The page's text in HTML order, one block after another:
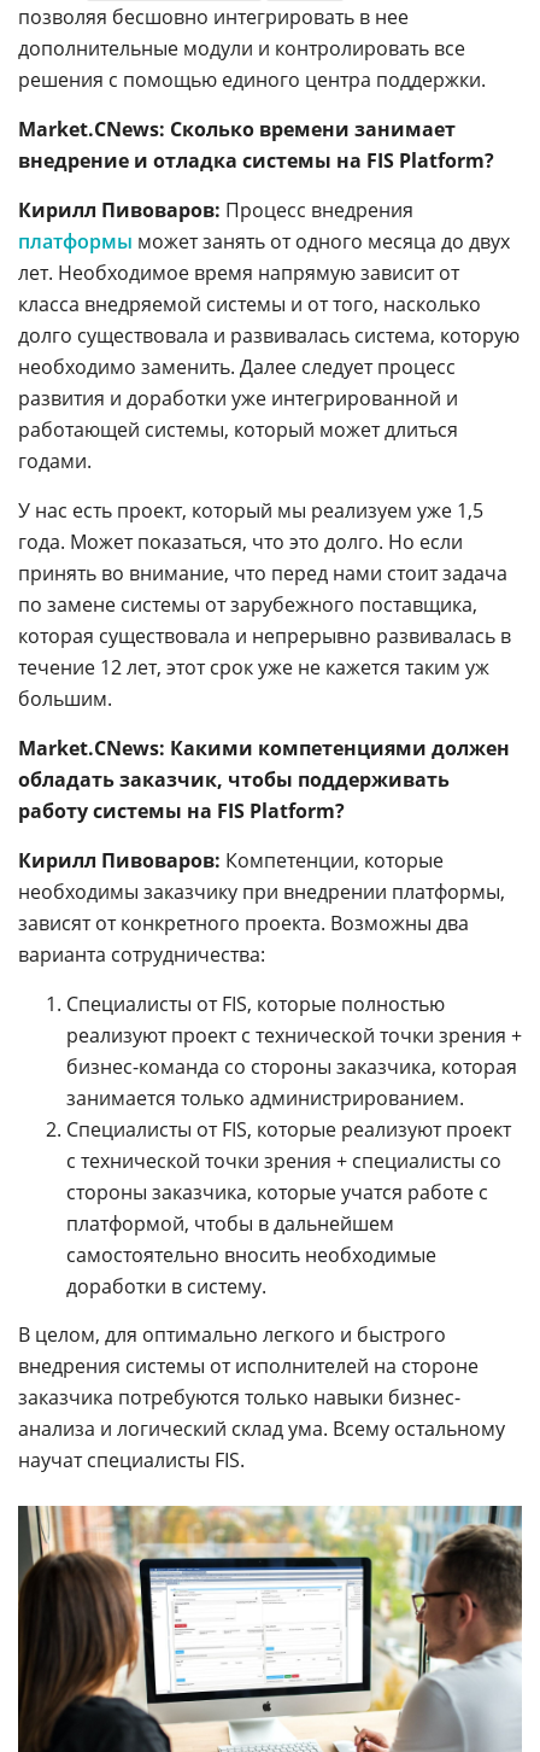
позволяя бесшовно интегрировать в нее
дополнительные модули и контролировать все
решения с помощью единого центра поддержки.
Market.CNews: Сколько времени занимает
внедрение и отладка системы на FIS Platform?
Кирилл Пивоваров: Процесс внедрения
платформы может занять от одного месяца до двух
лет. Необходимое время напрямую зависит от
класса внедряемой системы и от того, насколько
долго существовала и развивалась система, которую
необходимо заменить. Далее следует процесс
развития и доработки уже интегрированной и
работающей системы, который может длиться
годами.
У нас есть проект, который мы реализуем уже 1,5
года. Может показаться, что это долго. Но если
принять во внимание, что перед нами стоит задача
по замене системы от зарубежного поставщика,
которая существовала и непрерывно развивалась в
течение 12 лет, этот срок уже не кажется таким уж
большим.
Market.CNews: Какими компетенциями должен
обладать заказчик, чтобы поддерживать
работу системы на FIS Platform?
Кирилл Пивоваров: Компетенции, которые
необходимы заказчику при внедрении платформы,
зависят от конкретного проекта. Возможны два
варианта сотрудничества:
Специалисты от FIS, которые полностью
реализуют проект с технической точки зрения +
бизнес-команда со стороны заказчика, которая
занимается только администрированием.
Специалисты от FIS, которые реализуют проект
с технической точки зрения + специалисты со
стороны заказчика, которые учатся работе с
платформой, чтобы в дальнейшем
самостоятельно вносить необходимые
доработки в систему.
В целом, для оптимально легкого и быстрого
внедрения системы от исполнителей на стороне
заказчика потребуются только навыки бизнес-
анализа и логический склад ума. Всему остальному
научат специалисты FIS.